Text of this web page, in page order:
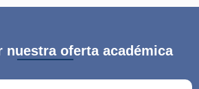
nuestra oferta académica